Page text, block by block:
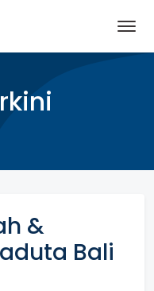
&
Bali